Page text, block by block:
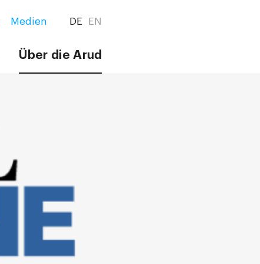
Medien DE EN
Über die Arud